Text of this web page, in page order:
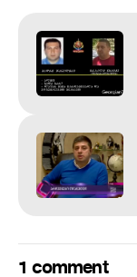
1 comment